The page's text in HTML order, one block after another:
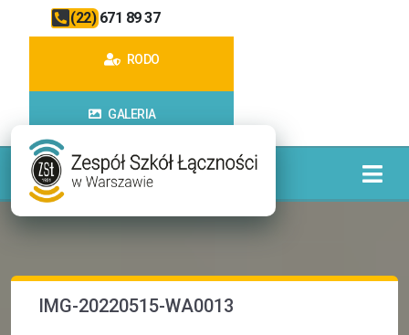
(22) 671 89 37
RODO
GALERIA
IMG-20220515-WA0013